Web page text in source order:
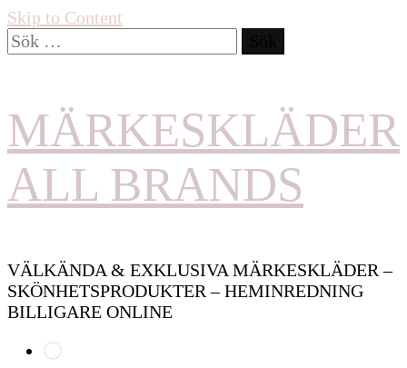
Skip to Content
Sök
efter:
MÄRKESKLÄDER
ALL BRANDS
VÄLKÄNDA & EXKLUSIVA MÄRKESKLÄDER –
SKÖNHETSPRODUKTER – HEMINREDNING
BILLIGARE ONLINE